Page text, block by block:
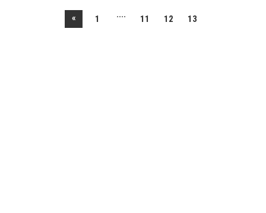
« 1 .... 11 12 13